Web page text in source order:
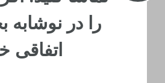
را در نوشابه
اتفاقی